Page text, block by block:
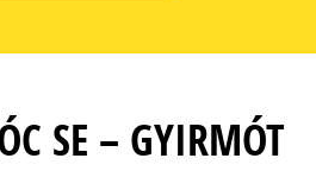
SE – GYIRMÓT